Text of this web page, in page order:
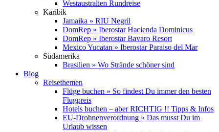
Westaustralien Rundreise
Karibik
Jamaika » RIU Negril
DomRep » Iberostar Hacienda Dominicus
DomRep » Iberostar Bavaro Resort
Mexico Yucatan » Iberostar Paraiso del Mar
Südamerika
Brasilien » Wo Strände schöner sind
Blog
Reisethemen
Flüge buchen » So findest Du immer den besten
Flugpreis
Hotels buchen – aber RICHTIG !! Tipps & Infos
EU-Drohnenverordnung » Das musst Du im
Urlaub wissen